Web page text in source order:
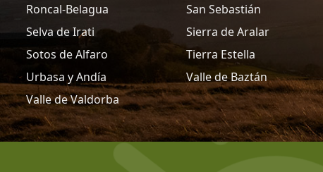
Roncal-Belagua
San Sebastián
Selva de Irati
Sierra de Aralar
Sotos de Alfaro
Tierra Estella
Urbasa y Andía
Valle de Baztán
Valle de Valdorba